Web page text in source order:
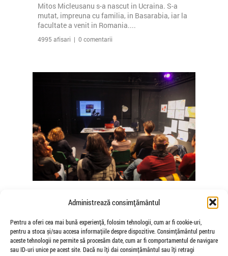
Administrează consimțământul
Pentru a oferi cea mai bună experiență, folosim tehnologii, cum ar fi cookie-uri,
pentru a stoca și/sau accesa informațiile despre dispozitive. Consimțământul pentru
aceste tehnologii ne permite să procesăm date, cum ar fi comportamentul de navigare
sau ID-uri unice pe acest site. Dacă nu îți dai consimțământul sau îți retragi
Mitos Micleusanu s-a nascut in Ucraina. S-a
mutat, impreuna cu familia, in Basarabia, iar la
facultate a venit in Romania....
4995 afisari | 0 comentarii
Somatice susținute de coregrafele
Mădălina Dan și Valentina De Piante
Niculae
de Veioza Arte